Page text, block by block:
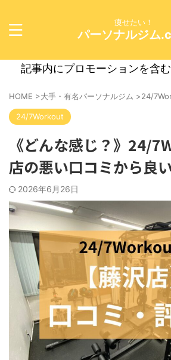
痩せたい！
パーソナルジム
記事内にプロモーションを含
HOME >大手・有名パーソナルジム >24/
24/7Workout
《どんな感じ？》24/
店の悪い口コミから良
2026年6月26日